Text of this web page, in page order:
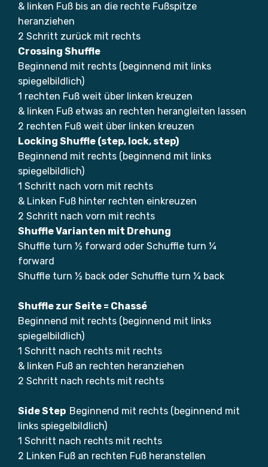
& linken Fuß bis an die rechte Fußspitze
heranziehen
2 Schritt zurück mit rechts
Crossing Shuffle
Beginnend mit rechts (beginnend mit links
spiegelbildlich)
1 rechten Fuß weit über linken kreuzen
& linken Fuß etwas an rechten herangleiten lassen
2 rechten Fuß weit über linken kreuzen
Locking Shuffle (step, lock, step)
Beginnend mit rechts (beginnend mit links
spiegelbildlich)
1 Schritt nach vorn mit rechts
& Linken Fuß hinter rechten einkreuzen
2 Schritt nach vorn mit rechts
Shuffle Varianten mit Drehung
Shuffle turn ½ forward oder Schuffle turn ¼
forward
Shuffle turn ½ back oder Schuffle turn ¼ back
Shuffle zur Seite = Chassé
Beginnend mit rechts (beginnend mit links
spiegelbildlich)
1 Schritt nach rechts mit rechts
& linken Fuß an rechten heranziehen
2 Schritt nach rechts mit rechts
Side Step Beginnend mit rechts (beginnend mit
links spiegelbildlich)
1 Schritt nach rechts mit rechts
2 Linken Fuß an rechten Fuß heranstellen